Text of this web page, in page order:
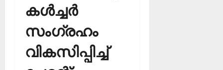
കള്‍ച്ചര്‍
സംഗ്രഹം
വികസിപ്പിച്ച്